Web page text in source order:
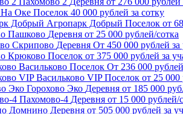
На Оке Поселок 40 000 рублей за сотку
Добрый Агропарк Добрый Поселок от
Пашково Деревня от 25 000 рублей/сотка
Скрипово Деревня От 450 000 рублей за
Крюково Поселок от 375 000 рублей за
Васильково Поселок От 236 000
VIP Васильково VIP Поселок от 25 000
Эко Горохово Эко Деревня от 185 000
4 Пахомово-4 Деревня от 15 000
Домнино Деревня от 505 000 рублей за